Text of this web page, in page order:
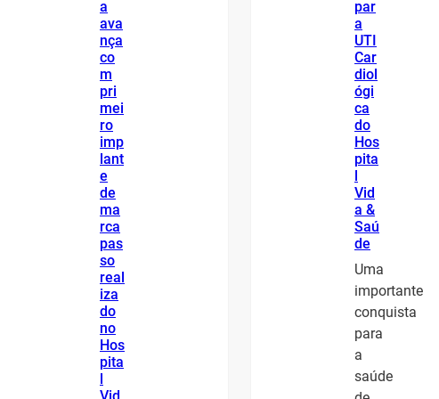
a
ava
nça
co
m
pri
mei
ro
imp
lant
e
de
ma
rca
pas
so
real
iza
do
no
Hos
pita
par
a
UTI
Car
diol
ógi
ca
do
Hos
pita
Vid
a &
Saú
de
Uma
importante
conquista
para
a
saúde